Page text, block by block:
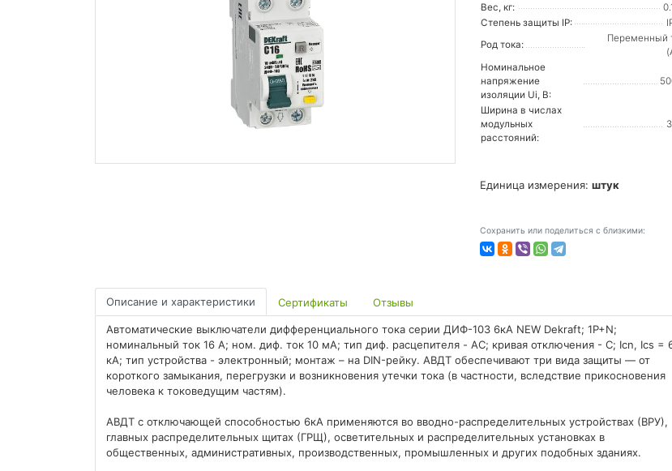
Вес, кг:
Степень защиты IP:
Род тока:
Переменный
Номинальное
напряжение
изоляции Ui, В:
Ширина в числах
модульных
расстояний:
Единица измерения: штук
Сохранить или поделиться с близкими:
Описание и характеристики Сертификаты Отзывы
Автоматические выключатели дифференциального тока серии ДИФ-103 6кА NEW Dekraft; 1P+N;
номинальный ток 16 А; ном. диф. ток 10 мА; тип диф. расцепителя - AC; кривая отключения - С; Icn, Ics =
кА; тип устройства - электронный; монтаж – на DIN-рейку. АВДТ обеспечивают три вида защиты — от
короткого замыкания, перегрузки и возникновения утечки тока (в частности, вследствие прикосновения
человека к токоведущим частям).
АВДТ с отключающей способностью 6кА применяются во вводно-распределительных устройствах (ВРУ),
главных распределительных щитах (ГРЩ), осветительных и распределительных установках в
общественных, административных, производственных, промышленных и других подобных зданиях.